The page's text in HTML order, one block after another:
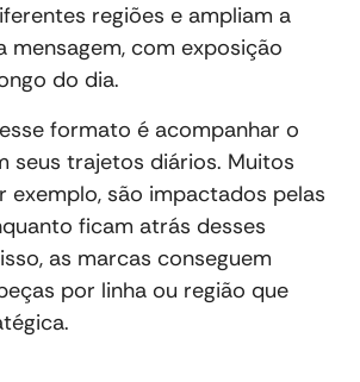
regiões e ampliam a
mensagem, com exposição
do dia.
formato é acompanhar o
seus trajetos diários. Muitos
exemplo, são impactados pelas
ficam atrás desses
as marcas conseguem
por linha ou região que